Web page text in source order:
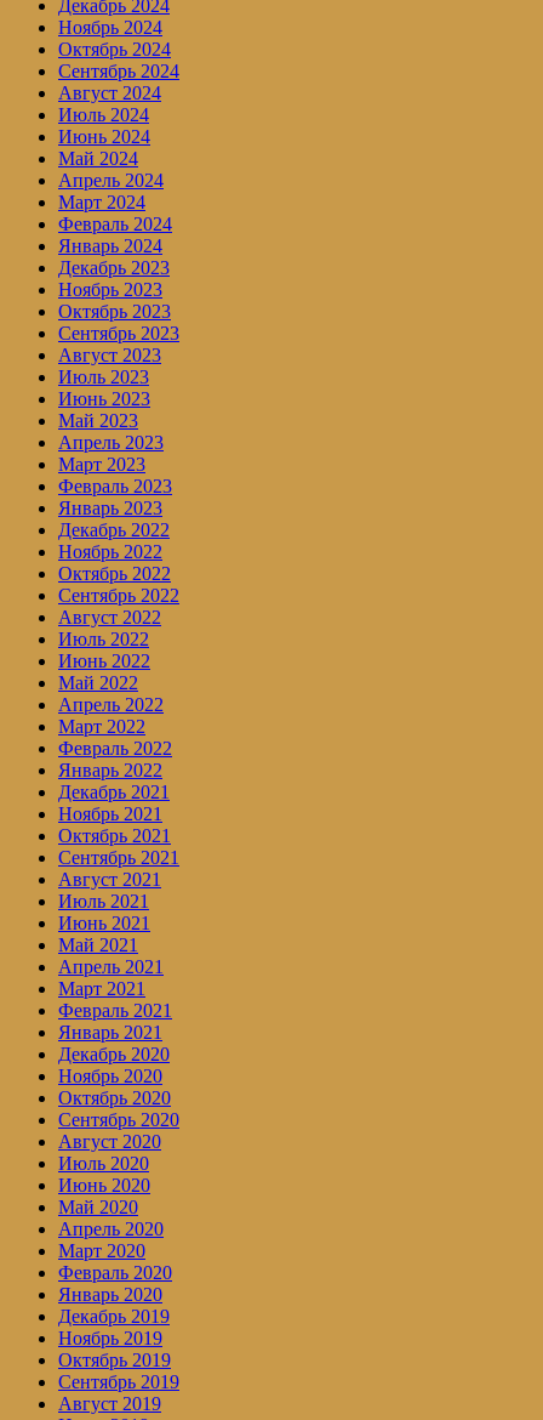
Декабрь 2024
Ноябрь 2024
Октябрь 2024
Сентябрь 2024
Август 2024
Июль 2024
Июнь 2024
Май 2024
Апрель 2024
Март 2024
Февраль 2024
Январь 2024
Декабрь 2023
Ноябрь 2023
Октябрь 2023
Сентябрь 2023
Август 2023
Июль 2023
Июнь 2023
Май 2023
Апрель 2023
Март 2023
Февраль 2023
Январь 2023
Декабрь 2022
Ноябрь 2022
Октябрь 2022
Сентябрь 2022
Август 2022
Июль 2022
Июнь 2022
Май 2022
Апрель 2022
Март 2022
Февраль 2022
Январь 2022
Декабрь 2021
Ноябрь 2021
Октябрь 2021
Сентябрь 2021
Август 2021
Июль 2021
Июнь 2021
Май 2021
Апрель 2021
Март 2021
Февраль 2021
Январь 2021
Декабрь 2020
Ноябрь 2020
Октябрь 2020
Сентябрь 2020
Август 2020
Июль 2020
Июнь 2020
Май 2020
Апрель 2020
Март 2020
Февраль 2020
Январь 2020
Декабрь 2019
Ноябрь 2019
Октябрь 2019
Сентябрь 2019
Август 2019